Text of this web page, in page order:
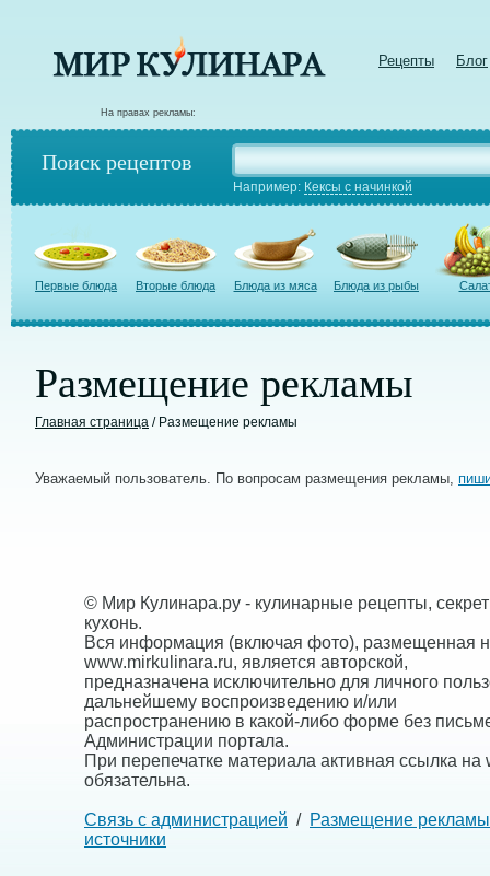
Рецепты Блог
На правах рекламы:
Поиск рецептов
Например: Кексы с начинкой
Первые блюда Вторые блюда Блюда из мяса Блюда из рыбы
Размещение рекламы
Главная страница / Размещение рекламы
Уважаемый пользователь. По вопросам размещения рекламы,
© Мир Кулинара.ру - кулинарные рецепты,
кухонь.
Вся информация (включая фото), размещенная
www.mirkulinara.ru, является авторской,
предназначена исключительно для личного
дальнейшему воспроизведению и/или
распространению в какой-либо форме без
Администрации портала.
При перепечатке материала активная ссылка на
обязательна.
Связь с администрацией / Размещение рекламы
источники